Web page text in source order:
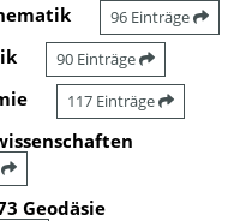
96 Einträge
90 Einträge
117 Einträge
Geodäsie